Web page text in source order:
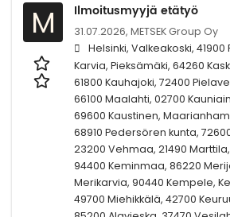
M Ilmoitusmyyjä etätyö
31.07.2026, METSEK Group Oy
Helsinki, Valkeakoski,
Karvia, Pieksämäki, 64260
61800 Kauhajoki, 72400
66100 Maalahti, 02700
69600 Kaustinen,
68910 Pedersören kunta,
23200 Vehmaa, 21490
94400 Keminmaa, 86220
Merikarvia, 90440 Kempele,
49700 Miehikkälä, 42700